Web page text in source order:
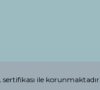
ile korunmaktadır.